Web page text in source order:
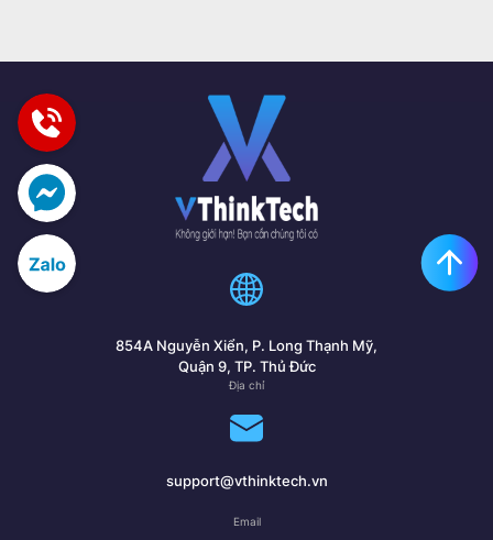
854A Nguyễn Xiển, P. Long Thạnh Mỹ,
Quận 9, TP. Thủ Đức
Địa chỉ
support@vthinktech.vn
Email